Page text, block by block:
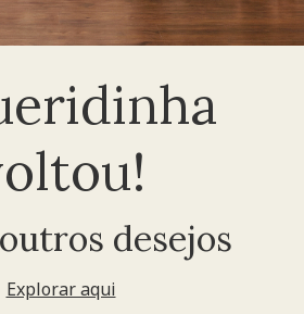
desejos
Explorar aqui